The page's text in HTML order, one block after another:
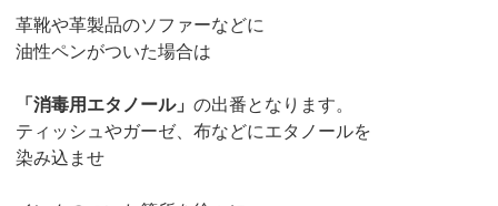
革靴や革製品のソファーなどに
油性ペンがついた場合は
「消毒用エタノール」の出番となります。
ティッシュやガーゼ、布などにエタノールを
染み込ませ